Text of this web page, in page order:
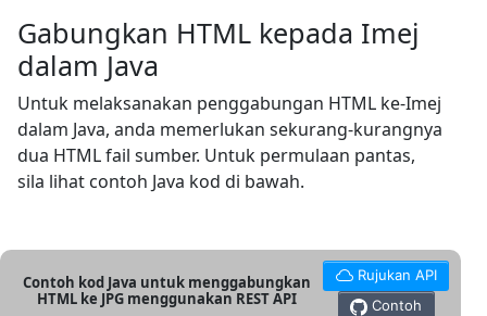
Gabungkan HTML kepada Imej
dalam Java
Untuk melaksanakan penggabungan HTML ke-Imej
dalam Java, anda memerlukan sekurang-kurangnya
dua HTML fail sumber. Untuk permulaan pantas,
sila lihat contoh Java kod di bawah.
Contoh kod Java untuk menggabungkan
HTML ke JPG menggunakan REST API
Rujukan API
Contoh